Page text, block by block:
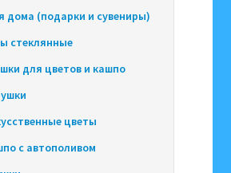
дома (подарки и сувениры)
стеклянные
для цветов и кашпо
цветы
с автополивом